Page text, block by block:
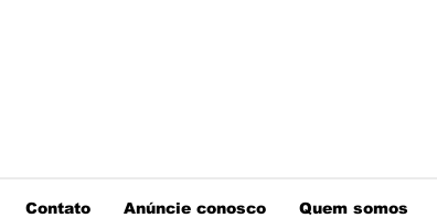
Contato Anúncie conosco Quem somos